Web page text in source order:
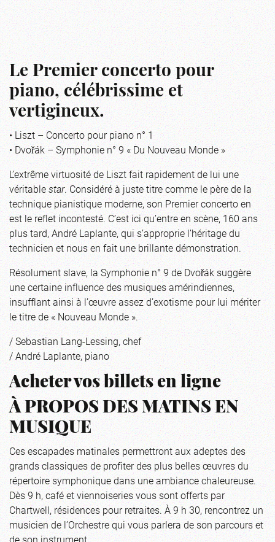
Le Premier concerto pour
piano, célébrissime et
vertigineux.
• Liszt – Concerto pour piano n° 1
• Dvořák – Symphonie n° 9 « Du Nouveau Monde »
L’extrême virtuosité de Liszt fait rapidement de lui une
véritablestar. Considéré à juste titre comme le père de la
technique pianistique moderne, son Premier concerto en
est le reflet incontesté. C’est ici qu’entre en scène, 160 ans
plus tard, André Laplante, qui s’approprie l’héritage du
technicien et nous en fait une brillante démonstration.
Résolument slave, la Symphonie n° 9 de Dvořák suggère
une certaine influence des musiques amérindiennes,
insufflant ainsi à l’œuvre assez d’exotisme pour lui mériter
le titre de « Nouveau Monde ».
/ Sebastian Lang-Lessing, chef
/ André Laplante, piano
Acheter vos billets en ligne
À PROPOS DES MATINS EN
MUSIQUE
Ces escapades matinales permettront aux adeptes des
grands classiques de profiter des plus belles œuvres du
répertoire symphonique dans une ambiance chaleureuse.
Dès 9 h, café et viennoiseries vous sont offerts par
Chartwell, résidences pour retraites. À 9 h 30, rencontrez un
musicien de l’Orchestre qui vous parlera de son parcours et
de son instrument.